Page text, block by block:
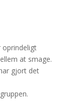
at smage.
gjort det